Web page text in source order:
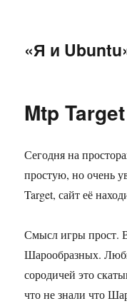
«Я и
Mtp Target
Сегодня на
простую, но очень
Target, сайт её
Смысл игры прост.
Шарообразных.
сородичей это
что не знали что